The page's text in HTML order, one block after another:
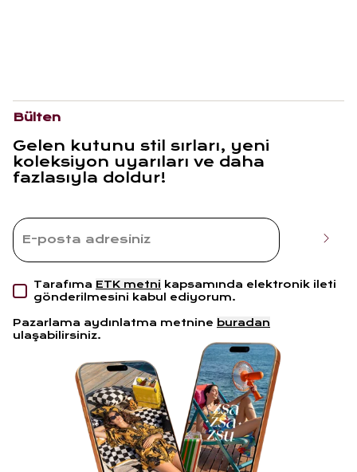
Bülten
Gelen kutunu stil sırları, yeni
koleksiyon uyarıları ve daha
fazlasıyla doldur!
Tarafıma ETK metni kapsamında elektronik ileti
gönderilmesini kabul ediyorum.
Pazarlama aydınlatma metnine buradan
ulaşabilirsiniz.